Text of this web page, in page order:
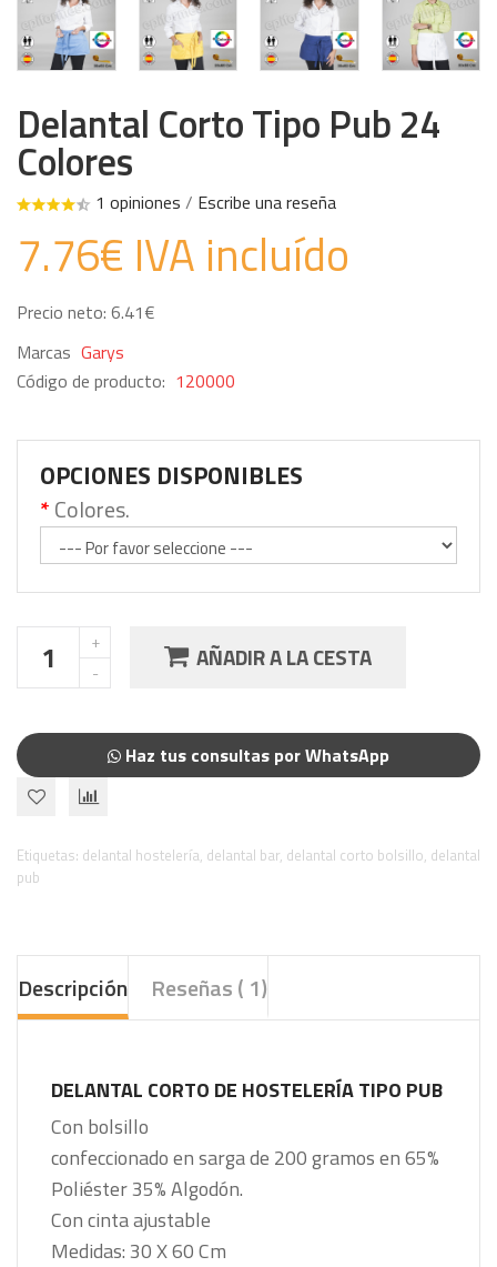
Delantal Corto Tipo Pub 24
Colores
1 opiniones / Escribe una reseña
7.76€ IVA incluído
Precio neto: 6.41€
Marcas Garys
Código de producto: 120000
OPCIONES DISPONIBLES
Colores.
AÑADIR A LA CESTA
Haz tus consultas por WhatsApp
Etiquetas: delantal hostelería, delantal bar, delantal corto bolsillo, delantal
pub
Descripción Reseñas ( 1)
DELANTAL CORTO DE HOSTELERÍA TIPO PUB
Con bolsillo
confeccionado en sarga de 200 gramos en 65%
Poliéster 35% Algodón.
Con cinta ajustable
Medidas: 30 X 60 Cm